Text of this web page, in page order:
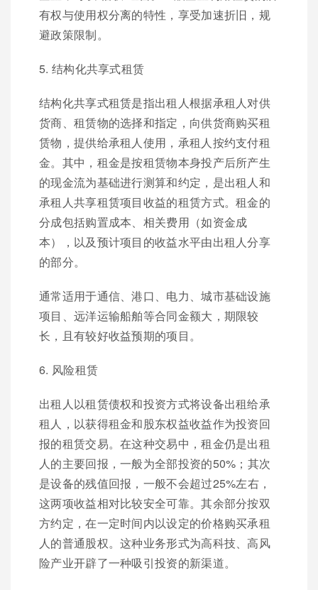
有权与使用权分离的特性，享受加速折旧，规
避政策限制。
5. 结构化共享式租赁
结构化共享式租赁是指出租人根据承租人对供
货商、租赁物的选择和指定，向供货商购买租
赁物，提供给承租人使用，承租人按约支付租
金。其中，租金是按租赁物本身投产后所产生
的现金流为基础进行测算和约定，是出租人和
承租人共享租赁项目收益的租赁方式。租金的
分成包括购置成本、相关费用（如资金成
本），以及预计项目的收益水平由出租人分享
的部分。
通常适用于通信、港口、电力、城市基础设施
项目、远洋运输船舶等合同金额大，期限较
长，且有较好收益预期的项目。
6. 风险租赁
出租人以租赁债权和投资方式将设备出租给承
租人，以获得租金和股东权益收益作为投资回
报的租赁交易。在这种交易中，租金仍是出租
人的主要回报，一般为全部投资的50%；其次
是设备的残值回报，一般不会超过25%左右，
这两项收益相对比较安全可靠。其余部分按双
方约定，在一定时间内以设定的价格购买承租
人的普通股权。这种业务形式为高科技、高风
险产业开辟了一种吸引投资的新渠道。